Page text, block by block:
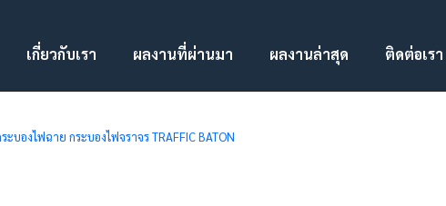
เกี่ยวกับเรา ผลงานที่ผ่านมา ผลงานล่าสุด ติดต่อเรา
ะบองไฟฉาย กระบองไฟจราจร TRAFFIC BATON